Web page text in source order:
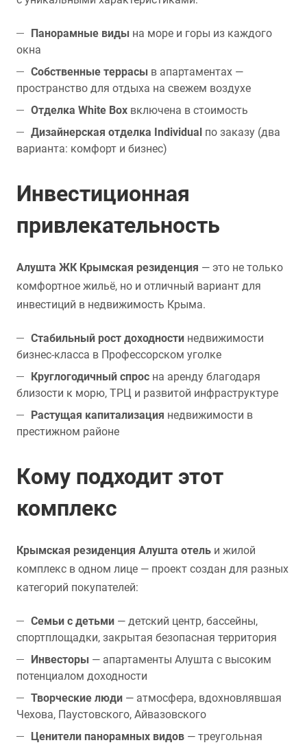
Панорамные виды на море и горы из каждого
окна
Собственные террасы в апартаментах —
пространство для отдыха на свежем воздухе
Отделка White Box включена в стоимость
Дизайнерская отделка Individual по заказу (два
варианта: комфорт и бизнес)
Инвестиционная
привлекательность
Алушта ЖК Крымская резиденция — это не только
комфортное жильё, но и отличный вариант для
инвестиций в недвижимость Крыма.
Стабильный рост доходности недвижимости
бизнес-класса в Профессорском уголке
Круглогодичный спрос на аренду благодаря
близости к морю, ТРЦ и развитой инфраструктуре
Растущая капитализация недвижимости в
престижном районе
Кому подходит этот
комплекс
Крымская резиденция Алушта отель и жилой
комплекс в одном лице — проект создан для разных
категорий покупателей:
Семьи с детьми — детский центр, бассейны,
спортплощадки, закрытая безопасная территория
Инвесторы — апартаменты Алушта с высоким
потенциалом доходности
Творческие люди — атмосфера, вдохновлявшая
Чехова, Паустовского, Айвазовского
Ценители панорамных видов — треугольная